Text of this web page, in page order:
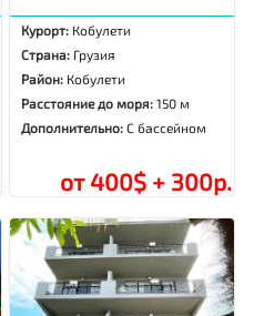
Курорт: Кобулети
Страна: Грузия
Район: Кобулети
Расстояние до моря:150 м
Дополнительно:С бассейном
от 400$ + 300р.